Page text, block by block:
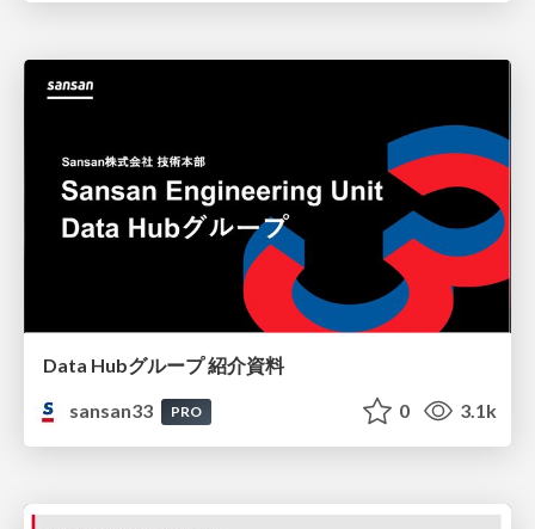
Data Hubグループ 紹介資料
sansan33
PRO 0 3.1k